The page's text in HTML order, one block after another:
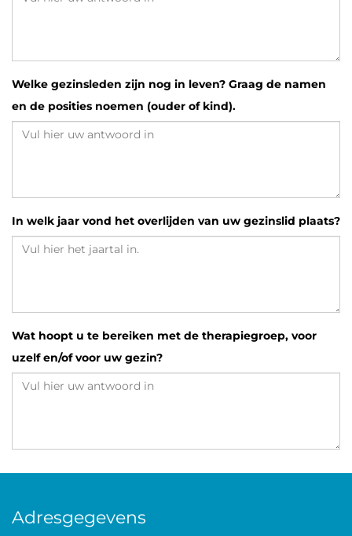
Welke gezinsleden zijn nog in leven? Graag de namen
en de posities noemen (ouder of kind).
In welk jaar vond het overlijden van uw gezinslid plaats?
Wat hoopt u te bereiken met de therapiegroep, voor
uzelf en/of voor uw gezin?
Adresgegevens